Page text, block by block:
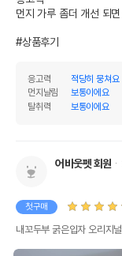
먼지 가루 좀더 개선 되
#상품후기
응고력
적당히 뭉쳐요
먼지날림
보통이에요
탈취력
보통이에요
어바웃펫 회원
첫구매
내꼬두부 굵은입자 오리지